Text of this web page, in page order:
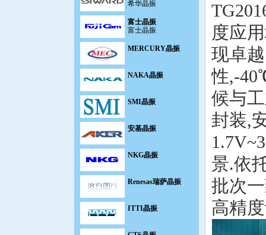
富士晶振
富士晶振
MERCURY晶振
度应
现卓
性,-
候与
封装,
景.依
批次
高精